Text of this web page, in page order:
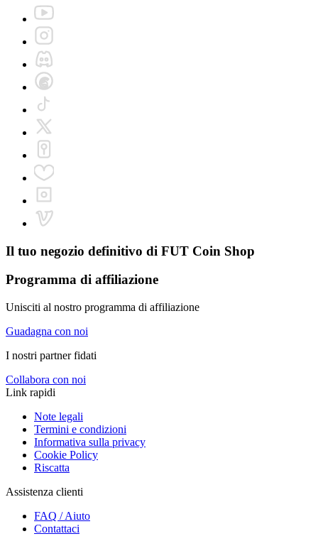
Il tuo negozio definitivo di FUT Coin Shop
Programma di affiliazione
Unisciti al nostro programma di affiliazione
Guadagna con noi
I nostri partner fidati
Collabora con noi
Link rapidi
Note legali
Termini e condizioni
Informativa sulla privacy
Cookie Policy
Riscatta
Assistenza clienti
FAQ / Aiuto
Contattaci